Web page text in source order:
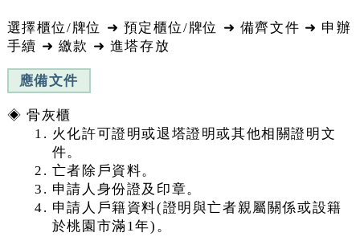
選擇櫃位/牌位 ➜ 預定櫃位/牌位 ➜ 備齊文件 ➜ 申辦
手續 ➜ 繳款 ➜ 進塔存放
應備文件
◈ 骨灰櫃
火化許可證明或退塔證明或其他相關證明文
件。
亡者除戶資料。
申請人身份證及印章。
申請人戶籍資料(證明與亡者親屬關係或設籍
於桃園市滿1年)。